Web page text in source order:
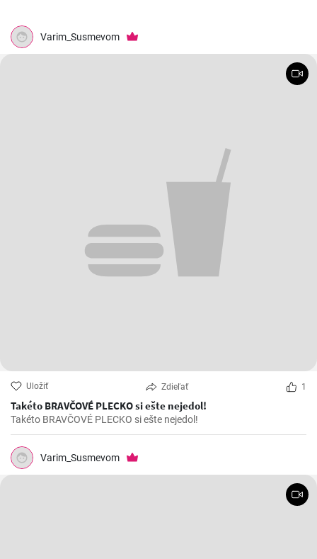
Varim_Susmevom
Uložiť Zdieľať 1
Takéto BRAVČOVÉ PLECKO si ešte nejedol!
Takéto BRAVČOVÉ PLECKO si ešte nejedol!
Varim_Susmevom